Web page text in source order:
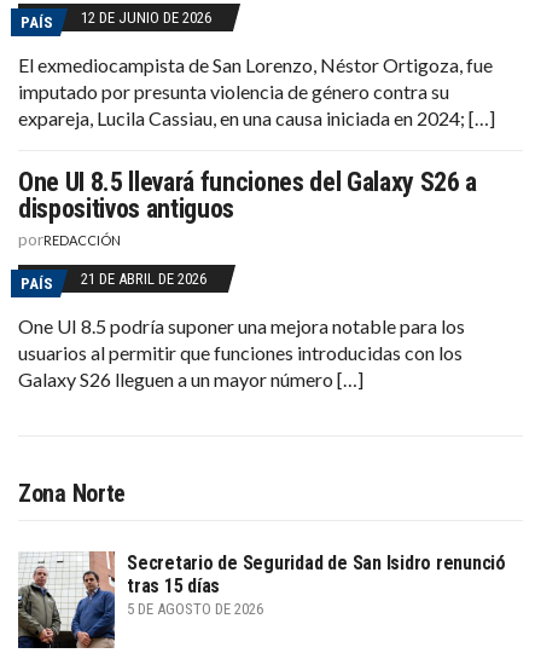
PAÍS 12 DE JUNIO DE 2026
El exmediocampista de San Lorenzo, Néstor Ortigoza, fue
imputado por presunta violencia de género contra su
expareja, Lucila Cassiau, en una causa iniciada en 2024; […]
One UI 8.5 llevará funciones del Galaxy S26 a
dispositivos antiguos
porREDACCIÓN
PAÍS 21 DE ABRIL DE 2026
One UI 8.5 podría suponer una mejora notable para los
usuarios al permitir que funciones introducidas con los
Galaxy S26 lleguen a un mayor número […]
Zona Norte
Secretario de Seguridad de San Isidro renunció
tras 15 días
5 DE AGOSTO DE 2026